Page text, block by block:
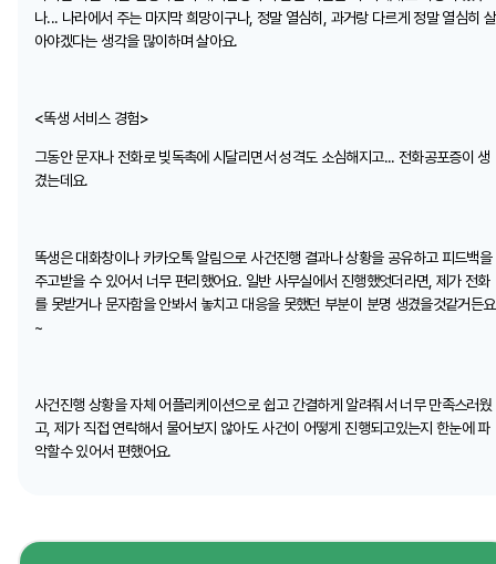
나... 나라에서 주는 마지막 희망이구나, 정말 열심히, 과거랑 다르게 정말 열심히 살
아야겠다는 생각을 많이하며 살아요.
<똑생 서비스 경험>
그동안 문자나 전화로 빚독촉에 시달리면서 성격도 소심해지고... 전화공포증이 생
겼는데요.
똑생은 대화창이나 카카오톡 알림으로 사건진행 결과나 상황을 공유하고 피드백을
주고받을 수 있어서 너무 편리했어요. 일반 사무실에서 진행했엇더라면, 제가 전화
를 못받거나 문자함을 안봐서 놓치고 대응을 못했던 부분이 분명 생겼을것같거든요
~
사건진행 상황을 자체 어플리케이션으로 쉽고 간결하게 알려줘서 너무 만족스러웠
고, 제가 직접 연락해서 물어보지 않아도 사건이 어떻게 진행되고있는지 한눈에 파
악할수 있어서 편했어요.